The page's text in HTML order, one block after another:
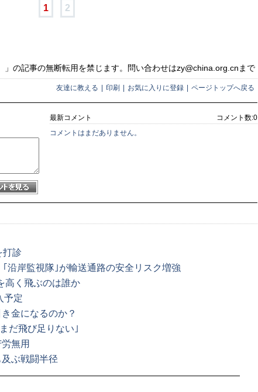
1 2
」の記事の無断転用を禁じます。問い合わせはzy@china.org.cnまで
友達に教える 印刷 お気に入りに登録 ページトップへ戻る
コメント数:0
最新コメント
コメントはまだありません。
打診
岸監視隊｣が輸送通路の安全リスク増強
高く飛ぶのは誰か
予定
金になるのか？
だ飛び足りない｣
無用
ぶ戦闘半径